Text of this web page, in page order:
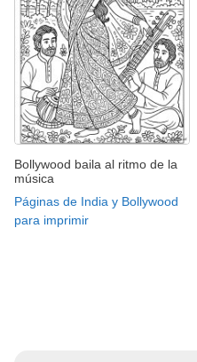
Bollywood baila al ritmo de la
música
Páginas de India y Bollywood
para imprimir